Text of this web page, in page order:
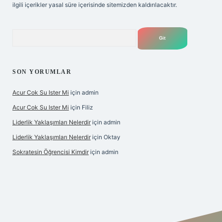
ilgili içerikler yasal süre içerisinde sitemizden kaldırılacaktır.
SON YORUMLAR
Acur Cok Su Ister Mi için admin
Acur Cok Su Ister Mi için Filiz
Liderlik Yaklaşımları Nelerdir için admin
Liderlik Yaklaşımları Nelerdir için Oktay
Sokratesin Öğrencisi Kimdir için admin